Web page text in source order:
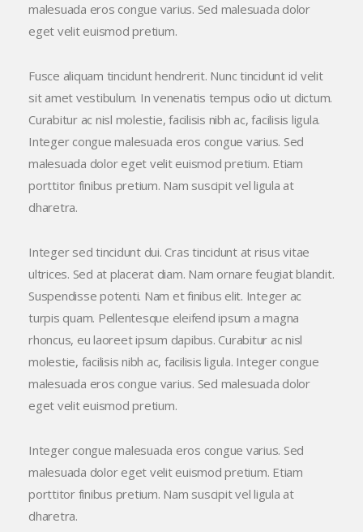
malesuada eros congue varius. Sed malesuada dolor
eget velit euismod pretium.
Fusce aliquam tincidunt hendrerit. Nunc tincidunt id velit
sit amet vestibulum. In venenatis tempus odio ut dictum.
Curabitur ac nisl molestie, facilisis nibh ac, facilisis ligula.
Integer congue malesuada eros congue varius. Sed
malesuada dolor eget velit euismod pretium. Etiam
porttitor finibus pretium. Nam suscipit vel ligula at
dharetra.
Integer sed tincidunt dui. Cras tincidunt at risus vitae
ultrices. Sed at placerat diam. Nam ornare feugiat blandit.
Suspendisse potenti. Nam et finibus elit. Integer ac
turpis quam. Pellentesque eleifend ipsum a magna
rhoncus, eu laoreet ipsum dapibus. Curabitur ac nisl
molestie, facilisis nibh ac, facilisis ligula. Integer congue
malesuada eros congue varius. Sed malesuada dolor
eget velit euismod pretium.
Integer congue malesuada eros congue varius. Sed
malesuada dolor eget velit euismod pretium. Etiam
porttitor finibus pretium. Nam suscipit vel ligula at
dharetra.